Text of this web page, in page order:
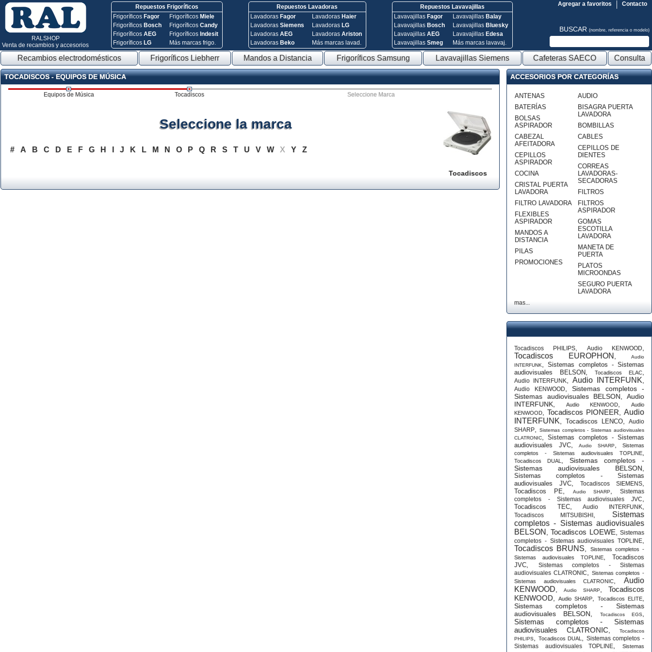
RALSHOP
Venta de recambios y accesorios
Repuestos Frigoríficos
Frigoríficos Fagor
Frigoríficos Bosch
FrigoríficosAEG
Frigoríficos LG
Frigoríficos Miele
FrigoríficosCandy
Frigoríficos Indesit
Más marcas frigo.
Repuestos Lavadoras
Lavadoras Fagor
Lavadoras Siemens
Lavadoras AEG
Lavadoras Beko
Lavadoras Haier
Lavadoras LG
Lavadoras Ariston
Más marcas lavad.
Repuestos Lavavajillas
Lavavajillas Fagor
Lavavajillas Bosch
Lavavajillas AEG
Lavavajillas Smeg
Lavavajillas Balay
Lavavajillas Bluesky
Lavavajillas Edesa
Más marcas lavavaj.
Contacto
Agregar a favoritos
BUSCAR (nombre, referencia o modelo)
Recambios electrodomésticos Frigoríficos Liebherr Mandos a Distancia Frigoríficos Samsung Lavavajillas Siemens Cafeteras SAECO Consulta
TOCADISCOS - EQUIPOS DE MÚSICA
Equipos de Música Tocadiscos Seleccione Marca
Tocadiscos
Seleccione la marca
# A B C D E F G H J K L M N O P Q R S T U V W X Y Z
ACCESORIOS POR CATEGORÍAS
ANTENAS
BATERÍAS
BOLSAS
ASPIRADOR
CABEZAL
AFEITADORA
CEPILLOS
ASPIRADOR
COCINA
CRISTAL PUERTA
LAVADORA
FILTRO LAVADORA
FLEXIBLES
ASPIRADOR
MANDOS A
DISTANCIA
PILAS
PROMOCIONES
AUDIO
BISAGRA PUERTA
LAVADORA
BOMBILLAS
CABLES
CEPILLOS DE
DIENTES
CORREAS
LAVADORAS-
SECADORAS
FILTROS
FILTROS
ASPIRADOR
GOMAS
ESCOTILLA
LAVADORA
MANETA DE
PUERTA
PLATOS
MICROONDAS
SEGURO PUERTA
LAVADORA
mas...
Tocadiscos PHILIPS Audio KENWOOD
Tocadiscos EUROPHON
Audio
INTERFUNK
,Sistemas completos - Sistemas
audiovisuales BELSON
Tocadiscos ELAC
Audio INTERFUNK Audio INTERFUNK
Audio KENWOOD, Sistemas completos -
Sistemas audiovisuales BELSON ,Audio
INTERFUNK
Audio KENWOOD
Audio
KENWOOD
Tocadiscos PIONEER
Audio
INTERFUNK
Tocadiscos LENCO
Audio
SHARP
Sistemas completos - Sistemas audiovisuales
CLATRONIC
,Sistemas completos - Sistemas
audiovisuales JVC, Audio SHARP,
Sistemas
completos - Sistemas audiovisuales TOPLINE
Tocadiscos DUAL
Sistemas completos -
Sistemas audiovisuales BELSON
Sistemas completos - Sistemas
audiovisuales JVC
Tocadiscos SIEMENS
Tocadiscos PE Audio SHARP, Sistemas
completos - Sistemas audiovisuales JVC
Tocadiscos TEC,Audio INTERFUNK
Tocadiscos MITSUBISHI
Sistemas
completos - Sistemas audiovisuales
BELSON
,Tocadiscos LOEWE ,Sistemas
completos - Sistemas audiovisuales TOPLINE
Tocadiscos BRUNS
Sistemas completos -
Sistemas audiovisuales TOPLINE
Tocadiscos
JVC
Sistemas completos - Sistemas
audiovisuales CLATRONIC
Sistemas completos -
Sistemas audiovisuales CLATRONIC
,Audio
KENWOOD ,Audio SHARP,Tocadiscos
KENWOOD
Audio SHARP Tocadiscos ELITE
Sistemas completos - Sistemas
audiovisuales BELSON
Tocadiscos EGS
Sistemas completos - Sistemas
audiovisuales CLATRONIC
Tocadiscos
PHILIPS
Tocadiscos DUAL
Sistemas completos -
Sistemas audiovisuales TOPLINE ,Sistemas